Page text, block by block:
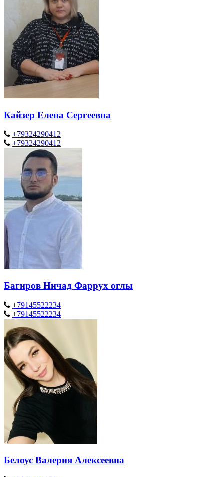
Кайзер Елена Сергеевна
+79324290412
+79324290412
Багиров Ничад Фаррух оглы
+79145522234
+79145522234
Белоус Валерия Алексеевна